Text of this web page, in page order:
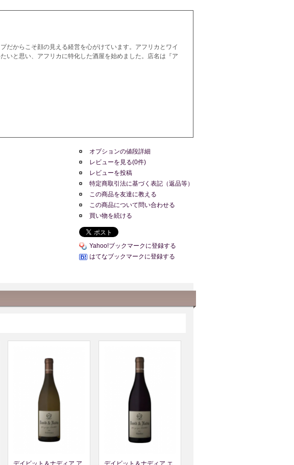
からこそ顔の見える経営を心がけています。アフリカとワイ
いと思い、アフリカに特化した酒屋を始めました。店名は『ア
オプションの値段詳細
レビューを見る(0件)
レビューを投稿
特定商取引法に基づく表記（返品等）
この商品を友達に教える
この商品について問い合わせる
買い物を続ける
Yahoo!ブックマークに登録する
はてなブックマークに登録する
デイビット＆ナディア ア デイビット＆ナディア エ